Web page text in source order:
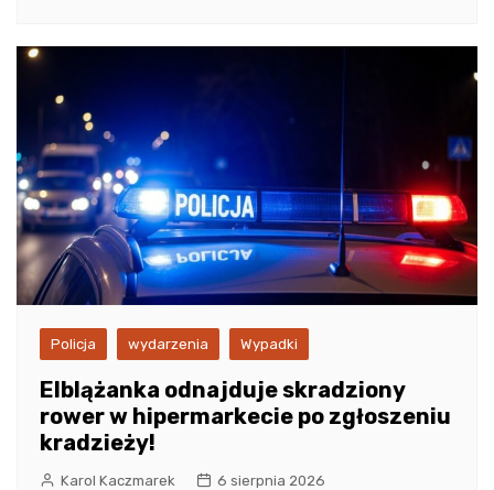
Policja wydarzenia Wypadki
Elblążanka odnajduje skradziony
rower w hipermarkecie po zgłoszeniu
kradzieży!
Karol Kaczmarek 6 sierpnia 2026